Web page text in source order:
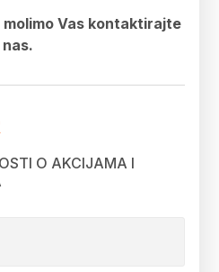
molimo Vas kontaktirajte
nas.
O AKCIJAMA I